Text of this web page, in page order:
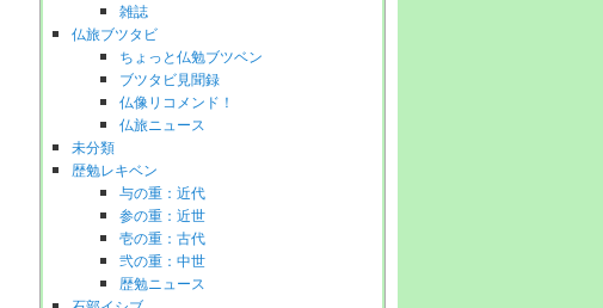
雑誌
仏旅ブツタビ
ちょっと仏勉ブツベン
ブツタビ見聞録
仏像リコメンド！
仏旅ニュース
未分類
歴勉レキベン
与の重：近代
参の重：近世
壱の重：古代
弐の重：中世
歴勉ニュース